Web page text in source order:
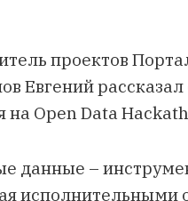
проектов
Евгений
на Open Data
данные –
исполнительными